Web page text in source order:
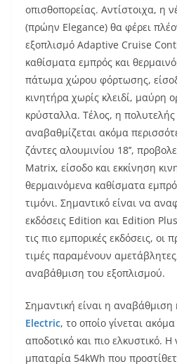
οπισθοπορείας. Αντίστοιχα, η
(πρώην Elegance) θα φέρει
εξοπλισμό Adaptive Cruise
καθίσματα εμπρός και
πάτωμα χώρου φόρτωσης,
κινητήρα χωρίς κλειδί, μαύρη
κρύσταλλα. Τέλος, η
αναβαθμίζεται ακόμα
ζάντες αλουμινίου 18’’,
Matrix, είσοδο και εκκίνηση
θερμαινόμενα καθίσματα
τιμόνι. Σημαντικό είναι να
εκδόσεις Edition και Edition
τις πιο εμπορικές εκδόσεις, οι
τιμές παραμένουν
αναβάθμιση του εξοπλισμού.
Σημαντική είναι η αναβάθμιση
Electric, το οποίο γίνεται ακόμα
αποδοτικό και πιο ελκυστικό.
μπαταρία 54kWh που